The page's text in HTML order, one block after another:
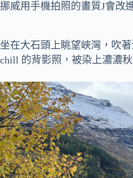
挪威用手機拍照的畫質J會改
坐在大石頭上眺望峽灣，吹
chill 的背影照，被染上濃濃